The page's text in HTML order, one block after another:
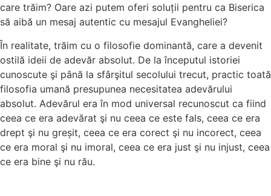
care trăim? Oare azi putem oferi soluții pentru ca Biserica
să aibă un mesaj autentic cu mesajul Evangheliei?
În realitate, trăim cu o filosofie dominantă, care a devenit
ostilă ideii de adevăr absolut. De la începutul istoriei
cunoscute şi până la sfârşitul secolului trecut, practic toată
filosofia umană presupunea necesitatea adevărului
absolut. Adevărul era în mod universal recunoscut ca fiind
ceea ce era adevărat şi nu ceea ce este fals, ceea ce era
drept şi nu greșit, ceea ce era corect şi nu incorect, ceea
ce era moral şi nu imoral, ceea ce era just şi nu injust, ceea
ce era bine şi nu rău.